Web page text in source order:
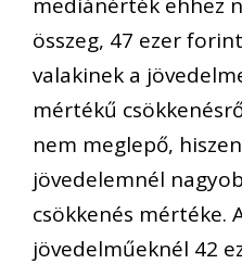
összeg, 47 ezer
valakinek a
mértékű
nem meglepő,
jövedelemnél
csökkenés mértéke.
jövedelműeknél 42